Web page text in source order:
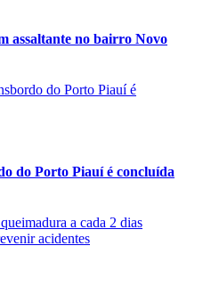
assaltante no bairro Novo
do Porto Piauí é concluída